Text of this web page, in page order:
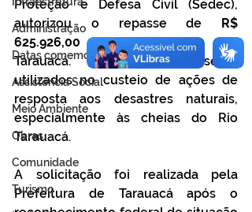
Administração
Datas comemorativas
Assistência Social
Meio Ambiente
Obras
Comunidade
Turismo
Proteção e Defesa Civil (Sedec),
autorizou o repasse de R$
625.926,00 ao município de
Tarauacá. Os recursos serão
utilizados no custeio de ações de
resposta aos desastres naturais,
especialmente às cheias do Rio
Tarauacá.
A solicitação foi realizada pela
Prefeitura de Tarauacá após o